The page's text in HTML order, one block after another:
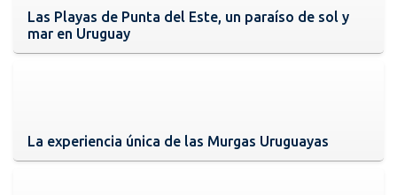
Las Playas de Punta del Este, un paraíso de sol y
mar en Uruguay
La experiencia única de las Murgas Uruguayas